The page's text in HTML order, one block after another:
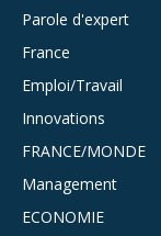
Parole d'expert
France
Emploi/Travail
Innovations
FRANCE/MONDE
Management
ECONOMIE